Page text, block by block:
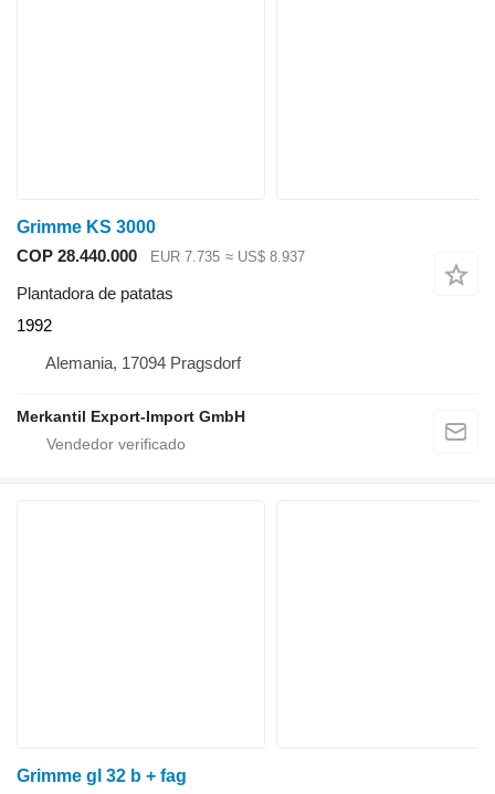
Grimme KS 3000
COP 28.440.000
EUR 7.735 ≈ US$ 8.937
Plantadora de patatas
1992
Alemania, 17094 Pragsdorf
Merkantil Export-Import GmbH
Grimme gl 32 b + fag